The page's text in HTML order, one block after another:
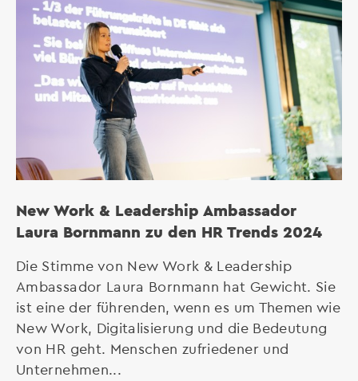
New Work & Leadership Ambassador
Laura Bornmann zu den HR Trends 2024
Die Stimme von New Work & Leadership
Ambassador Laura Bornmann hat Gewicht. Sie
ist eine der führenden, wenn es um Themen wie
New Work, Digitalisierung und die Bedeutung
von HR geht. Menschen zufriedener und
Unternehmen...